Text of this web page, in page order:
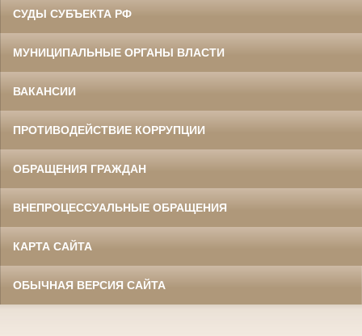
СУДЫ СУБЪЕКТА РФ
МУНИЦИПАЛЬНЫЕ ОРГАНЫ ВЛАСТИ
ВАКАНСИИ
ПРОТИВОДЕЙСТВИЕ КОРРУПЦИИ
ОБРАЩЕНИЯ ГРАЖДАН
ВНЕПРОЦЕССУАЛЬНЫЕ ОБРАЩЕНИЯ
КАРТА САЙТА
ОБЫЧНАЯ ВЕРСИЯ САЙТА